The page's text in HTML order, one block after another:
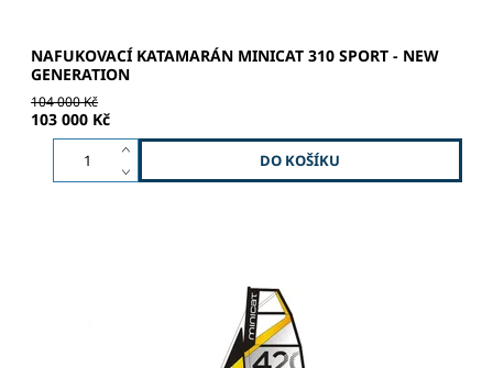
NAFUKOVACÍ KATAMARÁN MINICAT 310 SPORT - NEW
GENERATION
104 000 Kč
103 000 Kč
RELAX | SPORT | ADRENALIN Hliníkový stěžeň –
dvojbarevné lakování - nový silnější profil Hlavní plachta
6,5 m² - Monofilm Kormidlo - hliníkové Kosatka 3,2 m² Jib